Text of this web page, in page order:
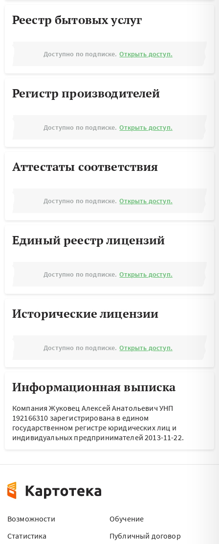
Реестр бытовых услуг
Доступно по подписке. Открыть доступ.
Регистр производителей
Доступно по подписке. Открыть доступ.
Аттестаты соответствия
Доступно по подписке. Открыть доступ.
Единый реестр лицензий
Доступно по подписке. Открыть доступ.
Исторические лицензии
Доступно по подписке. Открыть доступ.
Информационная выписка
Компания Жуковец Алексей Анатольевич УНП
192166310 зарегистрирована в едином
государственном регистре юридических лиц и
индивидуальных предпринимателей 2013-11-22.
Возможности
Статистика
Обучение
Публичный договор